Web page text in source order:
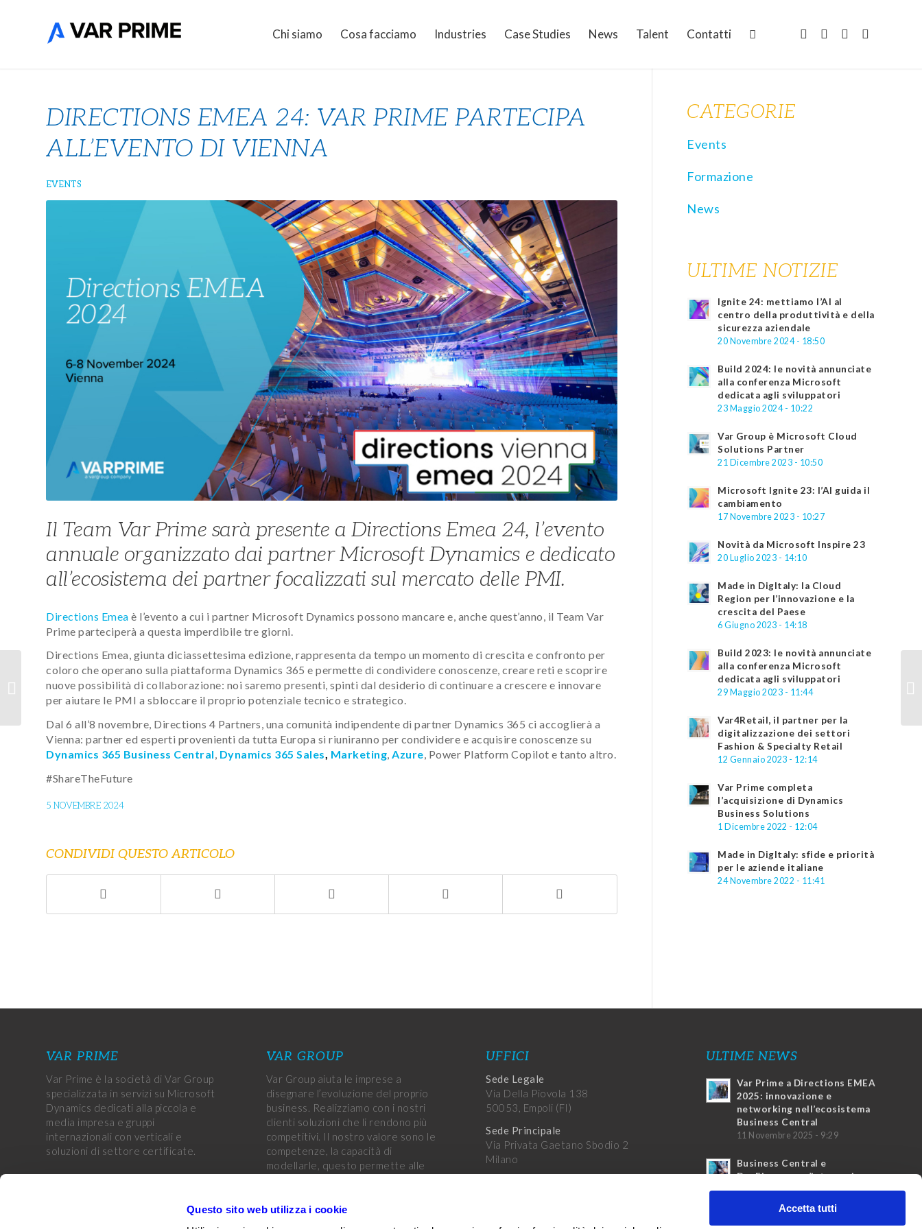
Questo sito web utilizza i cookie
Accetta tutti
Chi siamo Cosa facciamo Industries Case Studies News Talent Contatti
DIRECTIONS EMEA 24: VAR PRIME PARTECIPA
ALL’EVENTO DI VIENNA
EVENTS
Il Team Var Prime sarà presente a Directions Emea 24, l’evento
annuale organizzato dai partner Microsoft Dynamics e dedicato
all’ecosistema dei partner focalizzati sul mercato delle PMI.
Directions Emea è l’evento a cui i partner Microsoft Dynamics possono mancare e, anche quest’anno, il Team Var
Prime parteciperà a questa imperdibile tre giorni.
Directions Emea, giunta diciassettesima edizione, rappresenta da tempo un momento di crescita e confronto per
coloro che operano sulla piattaforma Dynamics 365 e permette di condividere conoscenze, creare reti e scoprire
nuove possibilità di collaborazione: noi saremo presenti, spinti dal desiderio di continuare a crescere e innovare
per aiutare le PMI a sbloccare il proprio potenziale tecnico e strategico.
Dal 6 all’8 novembre, Directions 4 Partners, una comunità indipendente di partner Dynamics 365 ci accoglierà a
Vienna: partner ed esperti provenienti da tutta Europa si riuniranno per condividere e acquisire conoscenze su
Dynamics 365 Business Central, Dynamics 365 Sales, Marketing, Azure, Power Platform Copilot e tanto altro.
#ShareTheFuture
5 NOVEMBRE 2024
CONDIVIDI QUESTO ARTICOLO
CATEGORIE
Events
Formazione
News
ULTIME NOTIZIE
Ignite 24: mettiamo l’AI al
centro della produttività e della
sicurezza aziendale
20 Novembre 2024 - 18:50
Build 2024: le novità annunciate
alla conferenza Microsoft
dedicata agli sviluppatori
23 Maggio 2024 - 10:22
Var Group è Microsoft Cloud
Solutions Partner
21 Dicembre 2023 - 10:50
Microsoft Ignite 23: l’AI guida il
cambiamento
17 Novembre 2023 - 10:27
Novità da Microsoft Inspire 23
20 Luglio 2023 - 14:10
Made in DigItaly: la Cloud
Region per l’innovazione e la
crescita del Paese
6 Giugno 2023 - 14:18
Build 2023: le novità annunciate
alla conferenza Microsoft
dedicata agli sviluppatori
29 Maggio 2023 - 11:44
Var4Retail, il partner per la
digitalizzazione dei settori
Fashion & Specialty Retail
12 Gennaio 2023 - 12:14
Var Prime completa
l’acquisizione di Dynamics
Business Solutions
1 Dicembre 2022 - 12:04
Made in DigItaly: sfide e priorità
per le aziende italiane
24 Novembre 2022 - 11:41
VAR PRIME
Var Prime è la società di Var Group
specializzata in servizi su Microsoft
Dynamics dedicati alla piccola e
media impresa e gruppi
internazionali con verticali e
soluzioni di settore certificate.
VAR GROUP
Var Group aiuta le imprese a
disegnare l’evoluzione del proprio
business. Realizziamo con i nostri
clienti soluzioni che li rendono più
competitivi. Il nostro valore sono le
competenze, la capacità di
modellarle, questo permette alle
UFFICI
Sede Legale
Via Della Piovola 138
50053, Empoli (FI)
Sede Principale
Via Privata Gaetano Sbodio 2
Milano
ULTIME NEWS
Var Prime a Directions EMEA
2025: innovazione e
networking nell’ecosistema
Business Central
11 Novembre 2025 - 9:29
Business Central e
DocFinance: un’integrazione
vincente
4 Marzo 2025 - 17:20
Build 2024: le novità
annunciate alla
conferenza Microsoft